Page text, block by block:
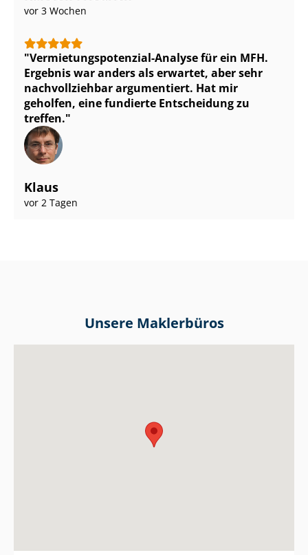
vor 3 Wochen
Ver­mie­tungs­po­ten­zi­al-Analyse für ein MFH.
Ergebnis war anders als erwartet, aber sehr
nachvollziehbar argumentiert. Hat mir
geholfen, eine fundierte Entscheidung zu
treffen.
Klaus
vor 2 Tagen
Unsere Maklerbüros